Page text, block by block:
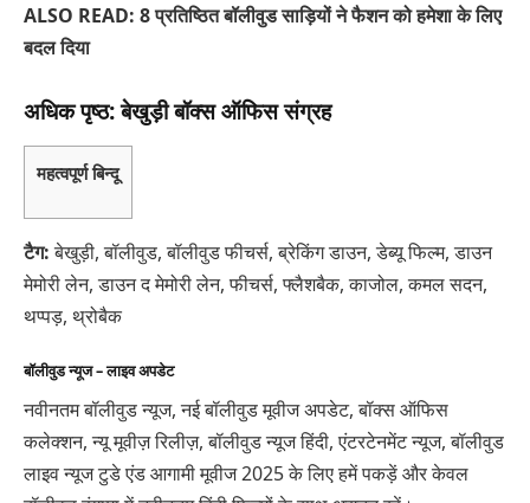
ALSO READ: 8 प्रतिष्ठित बॉलीवुड साड़ियों ने फैशन को हमेशा के लिए
बदल दिया
अधिक पृष्ठ: बेखुड़ी बॉक्स ऑफिस संग्रह
महत्वपूर्ण बिन्दू
टैग:बेखुड़ी, बॉलीवुड, बॉलीवुड फीचर्स, ब्रेकिंग डाउन, डेब्यू फिल्म, डाउन
मेमोरी लेन, डाउन द मेमोरी लेन, फीचर्स, फ्लैशबैक, काजोल, कमल सदन,
थप्पड़, थ्रोबैक
बॉलीवुड न्यूज – लाइव अपडेट
नवीनतम बॉलीवुड न्यूज, नई बॉलीवुड मूवीज अपडेट, बॉक्स ऑफिस
कलेक्शन, न्यू मूवीज़ रिलीज़, बॉलीवुड न्यूज हिंदी, एंटरटेनमेंट न्यूज, बॉलीवुड
लाइव न्यूज टुडे एंड आगामी मूवीज 2025 के लिए हमें पकड़ें और केवल